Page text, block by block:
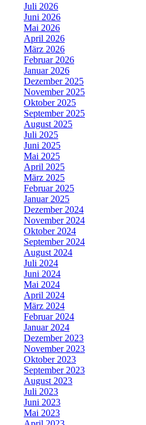
Juli 2026
Juni 2026
Mai 2026
April 2026
März 2026
Februar 2026
Januar 2026
Dezember 2025
November 2025
Oktober 2025
September 2025
August 2025
Juli 2025
Juni 2025
Mai 2025
April 2025
März 2025
Februar 2025
Januar 2025
Dezember 2024
November 2024
Oktober 2024
September 2024
August 2024
Juli 2024
Juni 2024
Mai 2024
April 2024
März 2024
Februar 2024
Januar 2024
Dezember 2023
November 2023
Oktober 2023
September 2023
August 2023
Juli 2023
Juni 2023
Mai 2023